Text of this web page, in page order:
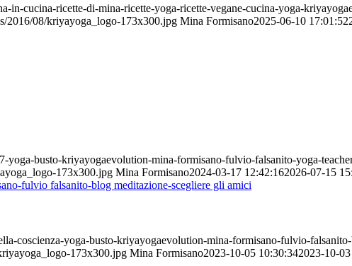
cucina-ricette-di-mina-ricette-yoga-ricette-vegane-cucina-yoga-
2016/08/kriyayoga_logo-173x300.jpg Mina Formisano2025-06-10 17:01:52
busto-kriyayogaevolution-mina-formisano-fulvio-falsanito-yoga-
173x300.jpg Mina Formisano2024-03-17 12:42:162026-07-15
coscienza-yoga-busto-kriyayogaevolution-mina-formisano-fulvio-
173x300.jpg Mina Formisano2023-10-05 10:30:342023-10-